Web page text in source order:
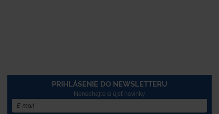
PRIHLÁSENIE DO NEWSLETTERU
Nenechajte si újsť novinky